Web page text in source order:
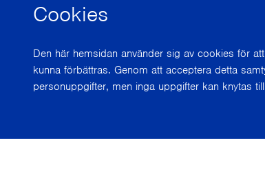
Cookies
Den här hemsidan använder sig av cookies för
kunna förbättras. Genom att acceptera detta
personuppgifter, men inga uppgifter kan knytas